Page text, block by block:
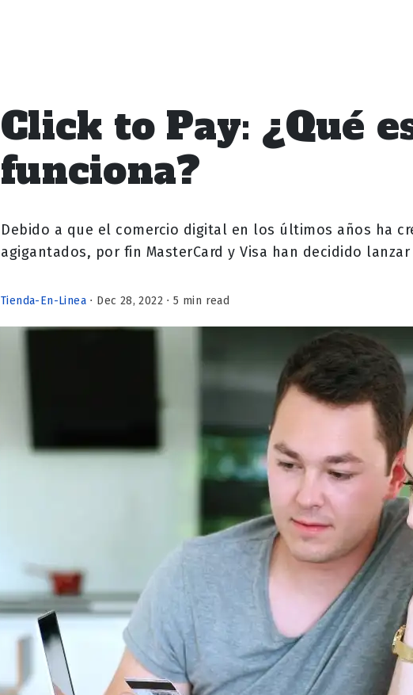
Click to Pay: ¿Qué
funciona?
Debido a que el comercio digital en los últimos años ha
agigantados, por fin MasterCard y Visa han decidido
Tienda-En-Linea ⋅ Dec 28, 2022 ⋅ 5 min read